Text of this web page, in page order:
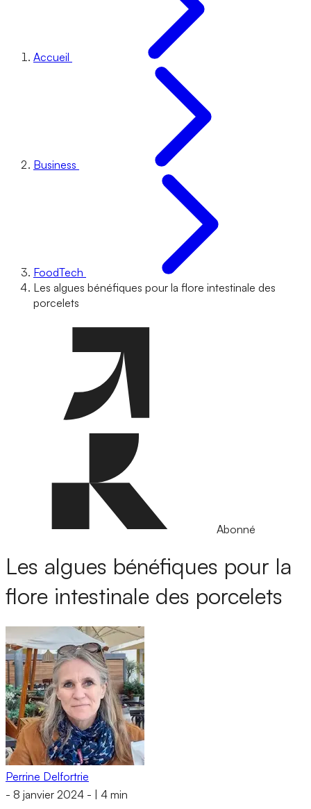
Accueil
Business
FoodTech
Les algues bénéfiques pour la flore intestinale des
porcelets
Abonné
Les algues bénéfiques pour la
flore intestinale des porcelets
Perrine Delfortrie
- 8 janvier 2024 - 4 min